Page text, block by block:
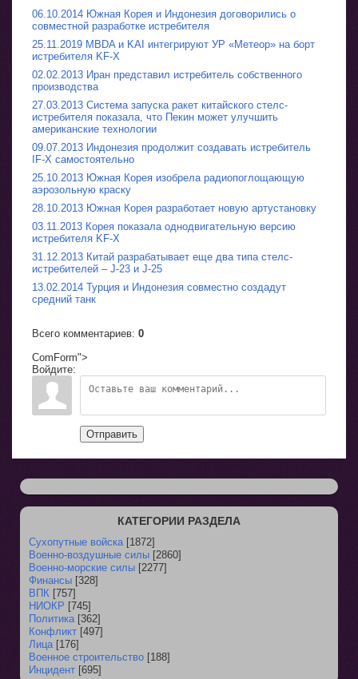
06.10.2014 Южная Корея и Индонезия договорились о
совместной разработке истребителя
25.11.2019 MBDA и KAI интегрируют УР «Метеор» на борт
истребителя KF-X
02.02.2013 Иран представил истребитель собственного
производства
27.03.2013 Система запуска ракет китайского стелс-
истребителя показала, что Пекин может улучшить
американские технологии
09.07.2013 Индонезия продолжит создавать истребитель
IF-X самостоятельно
25.10.2013 Южная Корея изобрела радиопоглощающую
аэрозольную краску
28.10.2013 Южная Корея разработает новую артустановку
03.11.2013 Корея показала однодвигательную версию
истребителя KF-X
31.12.2013 Китай разрабатывает еще два типа стелс-
истребителей – J-23 и J-25
13.02.2014 Турция и Индонезия совместно создадут
средний танк
Всего комментариев: 0
ComForm">
Войдите:
Отправить
КАТЕГОРИИ РАЗДЕЛА
Сухопутные войска [1872]
Военно-воздушные силы [2860]
Военно-морские силы [2277]
Финансы [328]
ВПК [757]
НИОКР [745]
Политика [362]
Конфликт [497]
Лица [176]
Военное строительство [188]
Инцидент [695]